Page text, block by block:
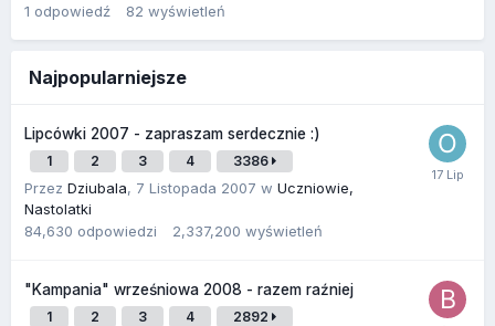
1 odpowiedź 82 wyświetleń
Najpopularniejsze
Lipcówki 2007 - zapraszam serdecznie :)
1 2 3 4 3386
Przez Dziubala, 7 Listopada 2007 w Uczniowie,
Nastolatki
84,630 odpowiedzi 2,337,200 wyświetleń
"Kampania" wrześniowa 2008 - razem raźniej
1 2 3 4 2892